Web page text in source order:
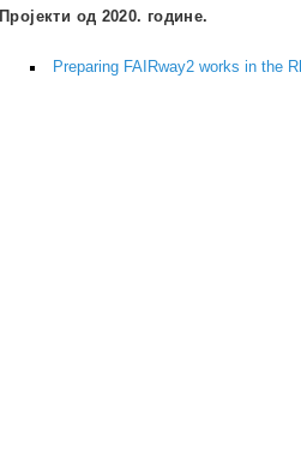
Пројекти од 2020. године.
Preparing FAIRway2 works in the